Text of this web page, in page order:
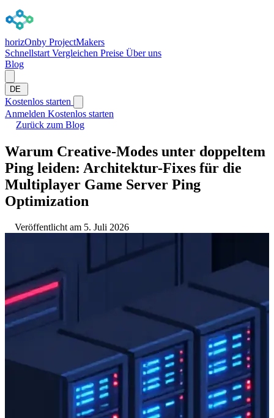
horizOnby ProjectMakers
Schnellstart Vergleichen Preise Über uns
Blog
DE
Kostenlos starten
Anmelden Kostenlos starten
Zurück zum Blog
Warum Creative-Modes unter doppeltem
Ping leiden: Architektur-Fixes für die
Multiplayer Game Server Ping
Optimization
Veröffentlicht am 5. Juli 2026